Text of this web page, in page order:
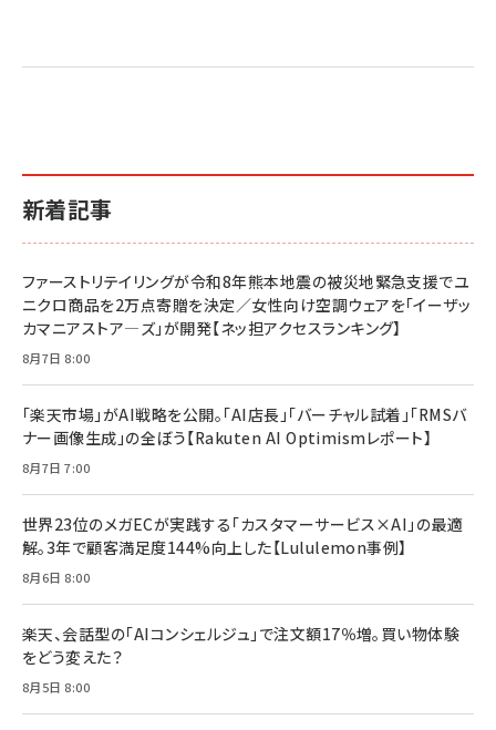
新着記事
ファーストリテイリングが令和8年熊本地震の被災地緊急支援でユ
ニクロ商品を2万点寄贈を決定／女性向け空調ウェアを「イーザッ
カマニアストア―ズ」が開発【ネッ担アクセスランキング】
8月7日 8:00
「楽天市場」がAI戦略を公開。「AI店長」「バーチャル試着」「RMSバ
ナー画像生成」の全ぼう【Rakuten AI Optimismレポート】
8月7日 7:00
世界23位のメガECが実践する「カスタマーサービス×AI」の最適
解。3年で顧客満足度144%向上した【Lululemon事例】
8月6日 8:00
楽天、会話型の「AIコンシェルジュ」で注文額17％増。買い物体験
をどう変えた？
8月5日 8:00